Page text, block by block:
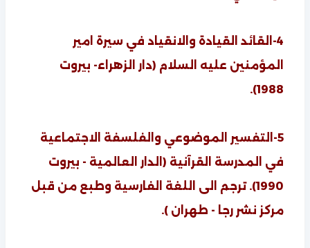
4-القائد القيادة والانقياد في سيرة امير
المؤمنين عليه السلام (دار الزهراء- بيروت
1988).
5-التفسير الموضوعي والفلسفة الاجتماعية
في المدرسة القرآنية (الدار العالمية - بيروت
1990). ترجم الى اللغة الفارسية وطبع من قبل
مركز نشر رجا - طهران ).